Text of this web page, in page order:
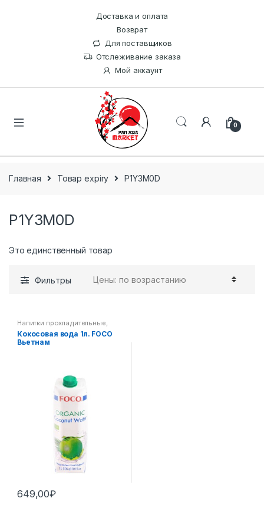
Доставка и оплата
Возврат
Для поставщиков
Отслеживание заказа
Мой аккаунт
0
Главная Товар expiry P1Y3M0D
P1Y3M0D
Это единственный товар
Фильтры
Напитки прохладительные
Пан-азиатская кухня
Кокосовая вода 1л. FOCO
Вьетнам
649,00₽